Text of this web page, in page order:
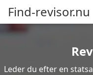
Find-revisor.nu
Leder du efter en